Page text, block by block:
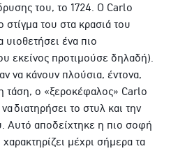
του, το 1724. Ο Carlo
του στα κρασιά του
υιοθετήσει ένα πιο
εκείνος προτιμούσε δηλαδή).
να κάνουν πλούσια, έντονα,
η τάση, ο «ξεροκέφαλος» Carlo
διατηρήσει το στυλ και την
Αυτό αποδείχτηκε η πιο σοφή
μέχρι σήμερα τα